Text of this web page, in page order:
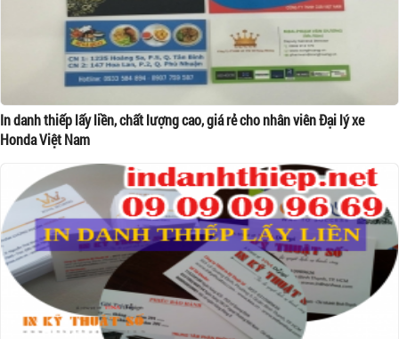
In danh thiếp lấy liền, chất lượng cao, giá rẻ cho nhân viên Đại lý xe
Honda Việt Nam